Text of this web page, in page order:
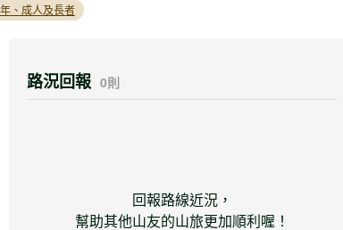
、成人及長者
路況回報 0則
回報路線近況，
幫助其他山友的山旅更加順利喔！